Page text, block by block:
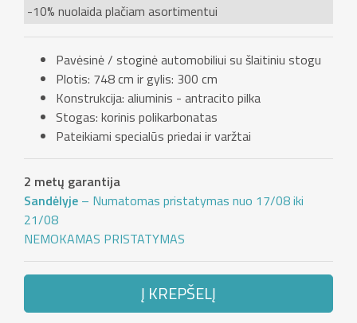
-10% nuolaida plačiam asortimentui
Pavėsinė / stoginė automobiliui su šlaitiniu stogu
Plotis: 748 cm ir gylis: 300 cm
Konstrukcija: aliuminis - antracito pilka
Stogas: korinis polikarbonatas
Pateikiami specialūs priedai ir varžtai
2 metų garantija
Sandėlyje – Numatomas pristatymas nuo 17/08 iki
21/08
NEMOKAMAS PRISTATYMAS
Į KREPŠELĮ